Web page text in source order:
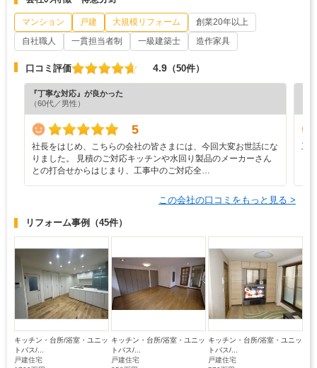
マンション 戸建 大規模リフォーム
創業20年以上
自社職人
一貫担当者制 一級建築士 造作家具
口コミ評価 4.9 （50件）
『丁寧な対応』が良かった
（60代／男性）
5
社長をはじめ、こちらの会社の皆さまには、今回大変お世話にな
りました。 見積のご対応キッチンや水回り製品のメーカーさん
との打合せからはじまり、工事中のご対応全…
工
この会社の口コミをもっと見る >
リフォーム事例 （45件）
キッチン・台所/浴室・ユニッ
トバス/...
戸建住宅
キッチン・台所/浴室・ユニッ
トバス/...
戸建住宅
キッチン・台所/浴室・ユニッ
トバス/...
戸建住宅